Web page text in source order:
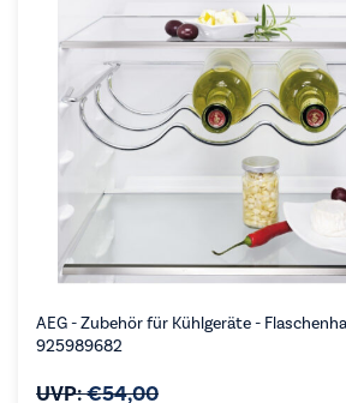
AEG - Zubehör für Kühlgeräte -
925989682
UVP:€54,00